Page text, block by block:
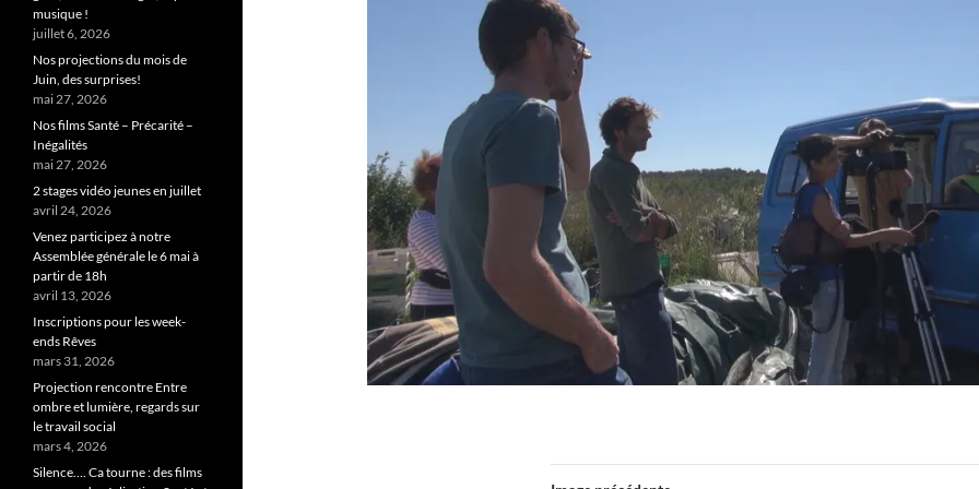
musique !
juillet 6, 2026
Nos projections du mois de
Juin, des surprises!
mai 27, 2026
Nos films Santé – Précarité –
Inégalités
mai 27, 2026
2 stages vidéo jeunes en juillet
avril 24, 2026
Venez participez à notre
Assemblée générale le 6 mai à
partir de 18h
avril 13, 2026
Inscriptions pour les week-
ends Rêves
mars 31, 2026
Projection rencontre Entre
ombre et lumière, regards sur
le travail social
mars 4, 2026
Silence…. Ca tourne : des films